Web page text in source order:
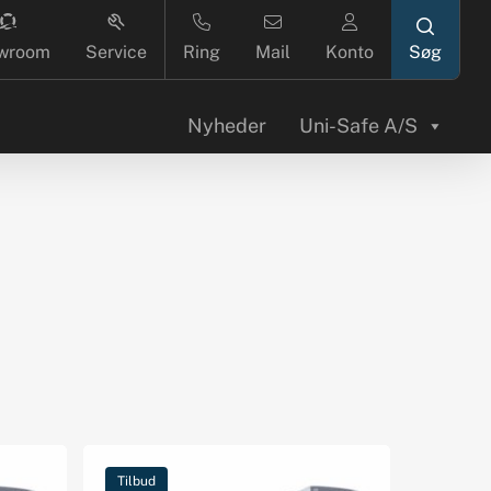
Service Ring Mail Konto
search
Uni-Safe A/S
Nyheder
Tilbud